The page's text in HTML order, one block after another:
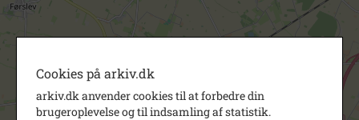
Cookies på arkiv.dk
arkiv.dk anvender cookies til at forbedre din
brugeroplevelse og til indsamling af statistik.